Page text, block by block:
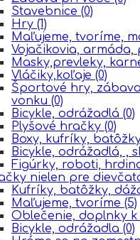
Stavebnice (0)
Hry (1)
Maľujeme, tvoríme,
Vojačikovia, armáda,
Masky,prevleky,
Vláčiky,koľaje (0)
Športové hry,
vonku (0)
Bicykle, odrážadlá (0)
Plyšové hračky (0)
Boxy, kufríky,
Bicykle, odrážadlá, ,
Figúrky, roboti,
nielen pre
Kufríky, batôžky,
Maľujeme, tvoríme (5)
Oblečenie, doplnky
Bicykle, odrážadla (0)